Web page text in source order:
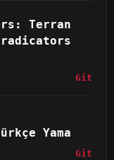
Terran
Git
Yama
Git